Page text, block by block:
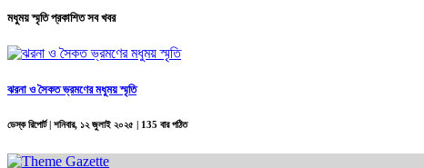
মধুময় স্মৃতি প্রকাশিত সব খবর
ঝরনা ও সৈকত ভ্রমণের মধুময় স্মৃতি
ডেস্ক রিপোর্ট | শনিবার, ১২ জুলাই ২০২৫ | 135 বার পঠিত